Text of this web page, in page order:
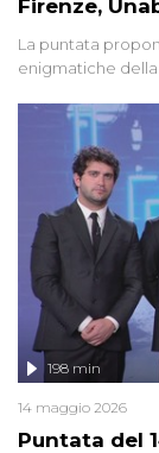
Firenze,
La puntata
enigmatiche
'90 e il 2000
libertà. Lo
Firenze, le cui
groviglio di
l'intervista
Puntata del
198 min
14 maggio 2026